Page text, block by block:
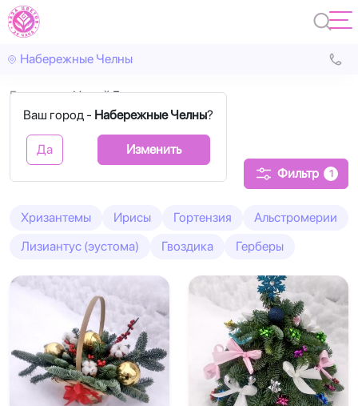
Набережные Челны
Ваш город - Набережные Челны?
Да Изменить
Главная Новый Год
Новый Год
Фильтр 1
Хризантемы Ирисы Гортензия
Альстромерии
Лизиантус (эустома)
Гвоздика Герберы